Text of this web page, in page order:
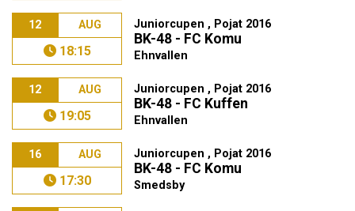
12 AUG
18:15
Juniorcupen , Pojat 2016
BK-48 - FC Komu
Ehnvallen
12 AUG
19:05
Juniorcupen , Pojat 2016
BK-48 - FC Kuffen
Ehnvallen
16 AUG
17:30
Juniorcupen , Pojat 2016
BK-48 - FC Komu
Smedsby